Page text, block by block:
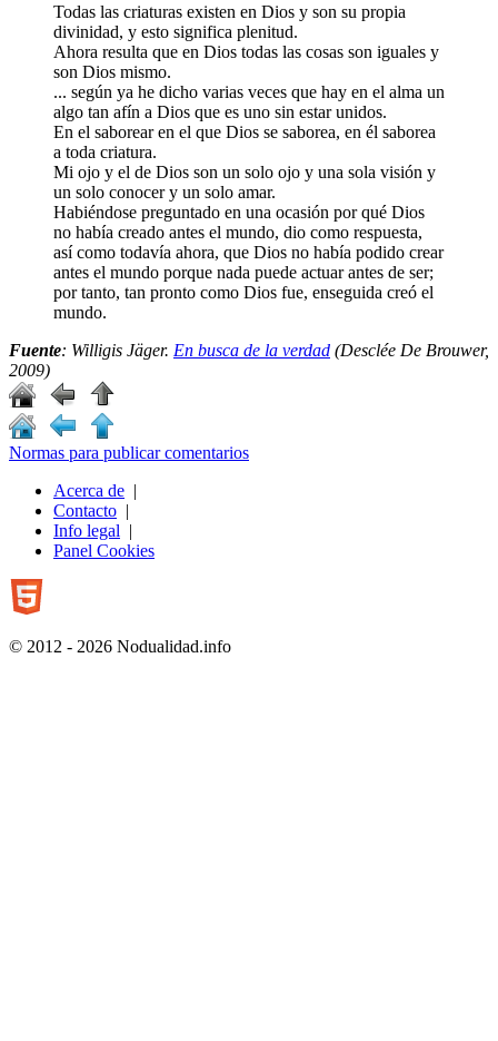
Todas las criaturas existen en Dios y son su propia
divinidad, y esto significa plenitud.
Ahora resulta que en Dios todas las cosas son iguales y
son Dios mismo.
... según ya he dicho varias veces que hay en el alma un
algo tan afín a Dios que es uno sin estar unidos.
En el saborear en el que Dios se saborea, en él saborea
a toda criatura.
Mi ojo y el de Dios son un solo ojo y una sola visión y
un solo conocer y un solo amar.
Habiéndose preguntado en una ocasión por qué Dios
no había creado antes el mundo, dio como respuesta,
así como todavía ahora, que Dios no había podido crear
antes el mundo porque nada puede actuar antes de ser;
por tanto, tan pronto como Dios fue, enseguida creó el
mundo.
Fuente: Willigis Jäger. En busca de la verdad (Desclée De Brouwer,
2009)
Normas para publicar comentarios
Acerca de |
Contacto |
Info legal |
Panel Cookies
© 2012 - 2026 Nodualidad.info